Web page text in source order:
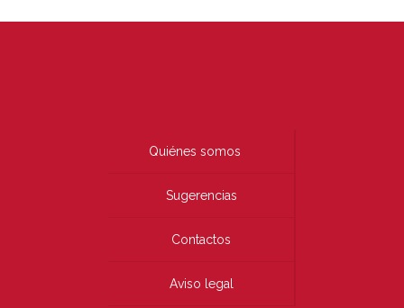
Quiénes somos
Sugerencias
Contactos
Aviso legal